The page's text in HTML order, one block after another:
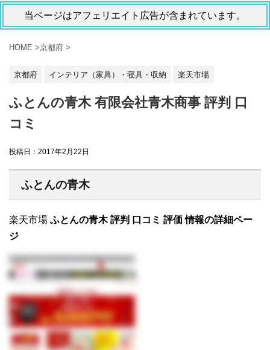
当ページはアフェリエイト広告が含まれています。
HOME >京都府 >
京都府 インテリア（家具）・寝具・収納 楽天市場
ふとんの青木 有限会社青木商事 評判 口
コミ
投稿日： 2017年2月22日
ふとんの青木
楽天市場 ふとんの青木 評判 口コミ 評価 情報の詳細ペー
ジ